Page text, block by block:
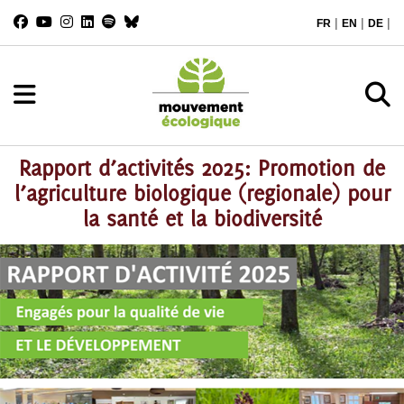
FR | EN | DE |
Rapport d’activités 2025: Promotion de
l’agriculture biologique (regionale) pour
la santé et la biodiversité